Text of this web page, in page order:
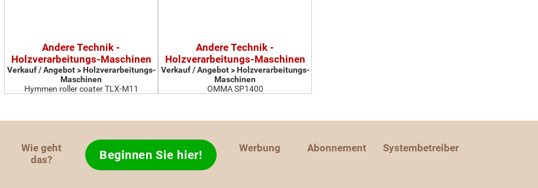
Andere Technik -
Holzverarbeitungs-Maschinen
Verkauf / Angebot > Holzverarbeitungs-
Maschinen
Hymmen roller coater TLX-M11
Andere Technik -
Holzverarbeitungs-Maschinen
Verkauf / Angebot > Holzverarbeitungs-
Maschinen
OMMA SP1400
Wie geht
das?
Beginnen Sie hier! Werbung Abonnement Systembetreiber